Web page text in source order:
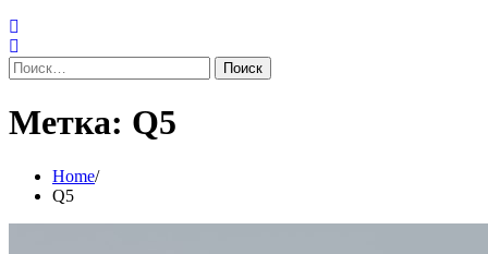
Найти:
Метка: Q5
Home
Q5